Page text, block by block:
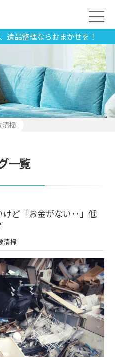
遺品整理ならおまかせを！
清掃
一覧
けど「お金がない‥」低
清掃